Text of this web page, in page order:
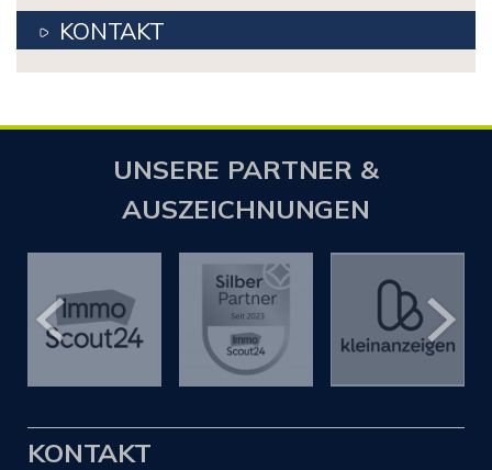
KONTAKT
UNSERE PARTNER &
AUSZEICHNUNGEN
KONTAKT